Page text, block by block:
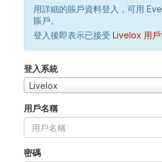
用詳細的賬戶資料登入，可用
賬戶。
登入後即表示已接受 Livelox 用戶
登入系統
Livelox
用戶名稱
密碼